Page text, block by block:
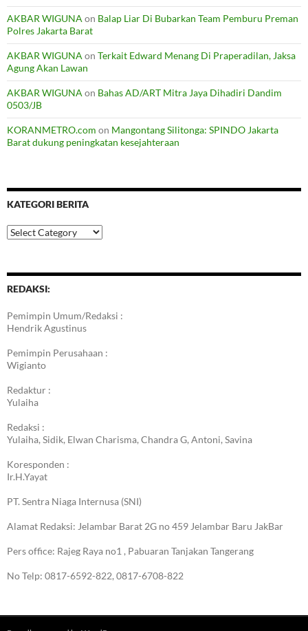
AKBAR WIGUNA on Balap Liar Di Bubarkan Team Pemburu Preman
Polres Jakarta Barat
AKBAR WIGUNA on Terkait Edward Menang Di Praperadilan, Jaksa
Agung Akan Lawan
AKBAR WIGUNA on Bahas AD/ART Mitra Jaya Dihadiri Dandim
0503/JB
KORANMETRO.com on Mangontang Silitonga: SPINDO Jakarta
Barat dukung peningkatan kesejahteraan
KATEGORI BERITA
Kategori
Berita
REDAKSI:
Pemimpin Umum/Redaksi :
Hendrik Agustinus
Pemimpin Perusahaan :
Wigianto
Redaktur :
Yulaiha
Redaksi :
Yulaiha, Sidik, Elwan Charisma, Chandra G, Antoni, Savina
Koresponden :
Ir.H.Yayat
PT. Sentra Niaga Internusa (SNI)
Alamat Redaksi: Jelambar Barat 2G no 459 Jelambar Baru JakBar
Pers office: Rajeg Raya no1 , Pabuaran Tanjakan Tangerang
No Telp: 0817-6592-822, 0817-6708-822